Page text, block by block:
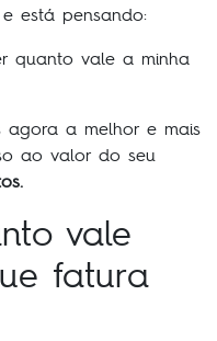
está pensando:
quanto vale a minha
agora a melhor e mais
ao valor do seu
vale
fatura